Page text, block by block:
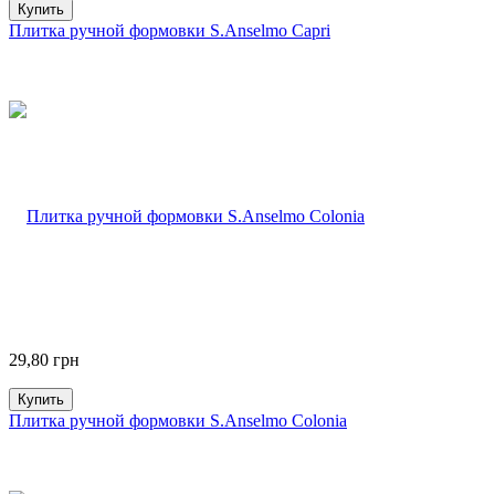
Купить
Плитка ручной формовки S.Anselmo Capri
29,80 грн
Купить
Плитка ручной формовки S.Anselmo Colonia